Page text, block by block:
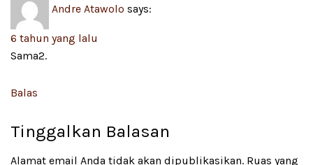
Andre Atawolo says:
6 tahun yang lalu
Sama2.
Balas
Tinggalkan Balasan
Alamat email Anda tidak akan dipublikasikan. Ruas yang